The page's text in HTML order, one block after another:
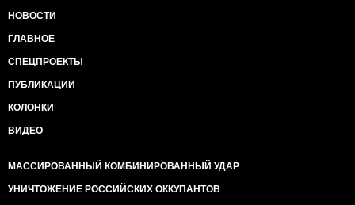
НОВОСТИ
ГЛАВНОЕ
СПЕЦПРОЕКТЫ
ПУБЛИКАЦИИ
КОЛОНКИ
ВИДЕО
МАССИРОВАННЫЙ КОМБИНИРОВАННЫЙ УДАР
УНИЧТОЖЕНИЕ РОССИЙСКИХ ОККУПАНТОВ